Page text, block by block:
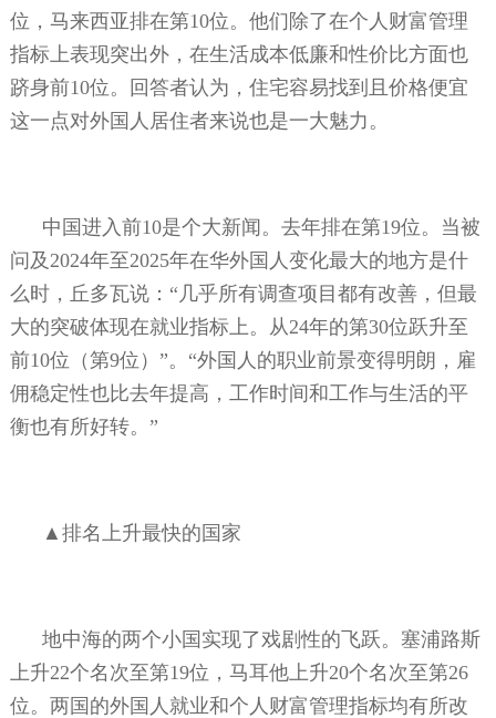
位，马来西亚排在第10位。他们除了在个人财富管理
指标上表现突出外，在生活成本低廉和性价比方面也
跻身前10位。回答者认为，住宅容易找到且价格便宜
这一点对外国人居住者来说也是一大魅力。
中国进入前10是个大新闻。去年排在第19位。当被
问及 2024年至2025年在华外国人变化最大的地方是什
么时，丘多瓦说：“几乎所有调查项目都有改善，但最
大的突破体现在就业指标上。从24年的第30位跃升至
前10位（第9位）”。“外国人的职业前景变得明朗，雇
佣稳定性也比去年提高，工作时间和工作与生活的平
衡也有所好转。”
▲排名上升最快的国家
地中海的两个小国实现了戏剧性的飞跃。塞浦路斯
上升22个名次至第19位，马耳他上升20个名次至第26
位。两国的外国人就业和个人财富管理指标均有所改